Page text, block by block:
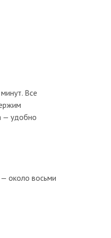
Все
— удобно
около восьми